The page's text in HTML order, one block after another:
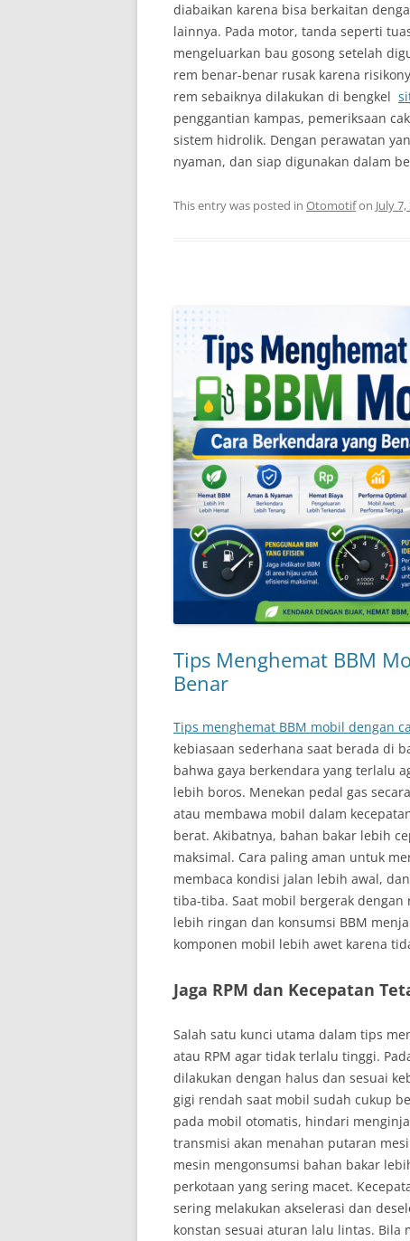
diabaikan karena bisa berkaitan
lainnya. Pada motor, tanda seperti
mengeluarkan bau gosong setelah
rem benar-benar rusak karena
rem sebaiknya dilakukan di bengkel
penggantian kampas, pemeriksaan
sistem hidrolik. Dengan perawatan
nyaman, dan siap digunakan dalam
This entry was posted in Otomotifon July
Tips Menghemat BBM
Benar
Tips menghemat BBM mobil dengan
kebiasaan sederhana saat berada di
bahwa gaya berkendara yang terlalu
lebih boros. Menekan pedal gas
atau membawa mobil dalam
berat. Akibatnya, bahan bakar lebih
maksimal. Cara paling aman untuk
membaca kondisi jalan lebih awal,
tiba-tiba. Saat mobil bergerak
lebih ringan dan konsumsi BBM
komponen mobil lebih awet karena
Jaga RPM dan Kecepatan
Salah satu kunci utama dalam tips
atau RPM agar tidak terlalu tinggi.
dilakukan dengan halus dan sesuai
gigi rendah saat mobil sudah cukup
pada mobil otomatis, hindari
transmisi akan menahan putaran
mesin mengonsumsi bahan bakar
perkotaan yang sering macet.
sering melakukan akselerasi dan
konstan sesuai aturan lalu lintas.